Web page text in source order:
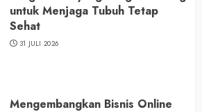
untuk Menjaga Tubuh Tetap
Sehat
31 JULI 2026
Mengembangkan Bisnis Online